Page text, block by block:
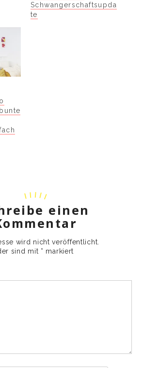
Schwangerschaftsupda
te
einen
wird nicht veröffentlicht.
sind mit * markiert